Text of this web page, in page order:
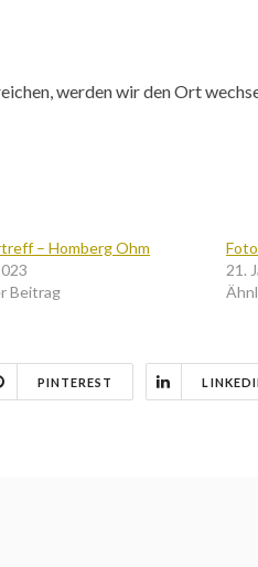
werden wir den Ort
– Homberg Ohm
Beitrag
21.
PINTEREST